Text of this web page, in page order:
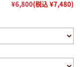
¥6,800(税込 ¥7,480)